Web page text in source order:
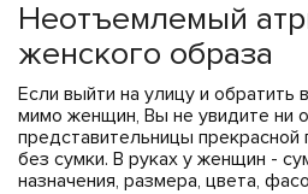
Показать все
Показать все
ЧЕХЛЫ ДЛЯ НОУТБУКОВ
Показать все
Неотъемлемый
женского образа
Если выйти на улицу и обратить
мимо женщин, Вы не увидите ни
представительницы
без сумки. В руках у женщин -
назначения, размера, цвета,